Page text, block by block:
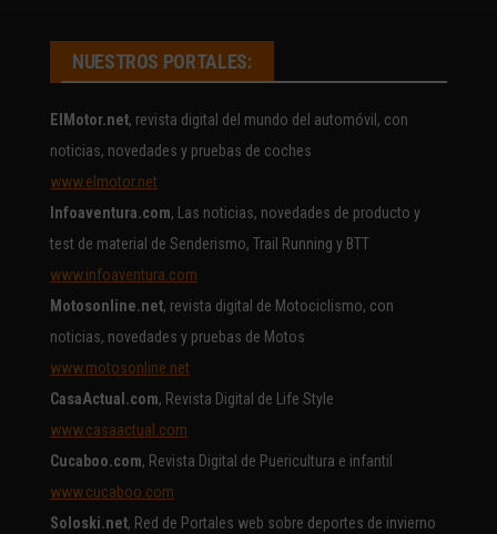
NUESTROS PORTALES:
ElMotor.net, revista digital del mundo del automóvil, con
noticias, novedades y pruebas de coches
www.elmotor.net
Infoaventura.com, Las noticias, novedades de producto y
test de material de Senderismo, Trail Running y BTT
www.infoaventura.com
Motosonline.net, revista digital de Motociclismo, con
noticias, novedades y pruebas de Motos
www.motosonline.net
CasaActual.com, Revista Digital de Life Style
www.casaactual.com
Cucaboo.com, Revista Digital de Puericultura e infantil
www.cucaboo.com
Soloski.net, Red de Portales web sobre deportes de invierno